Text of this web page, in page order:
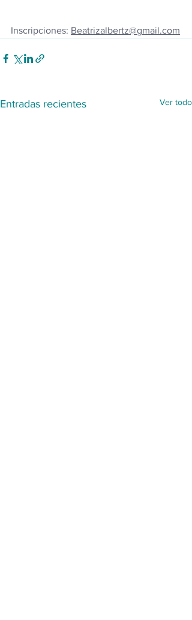
Inscripciones: Beatrizalbertz@gmail.com
Entradas recientes Ver todo